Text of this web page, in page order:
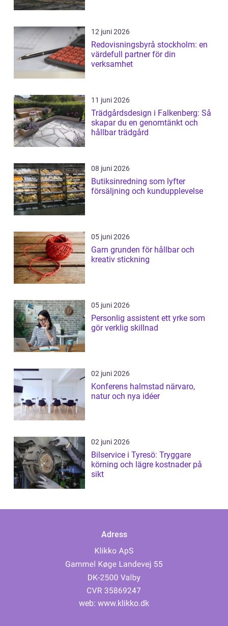
12 juni 2026
Redovisningsbyrå stockholm: en
värdefull partner för din
verksamhet
11 juni 2026
Trädgårdsdesign i Falkenberg: Så
skapar du en genomtänkt och
hållbar trädgård
08 juni 2026
Butiksinredning som lyfter
försäljning och kundupplevelse
05 juni 2026
Garn grunden för hållbar och
kreativ stickning
05 juni 2026
Personlig assistent ett yrke som
gör verklig skillnad
02 juni 2026
Konferens halmstad närvaro,
natur och nya idéer
02 juni 2026
Bilservice i Tyresö: Tryggare
körning och lägre kostnader på
sikt
Adress
web: www.klikko.dk